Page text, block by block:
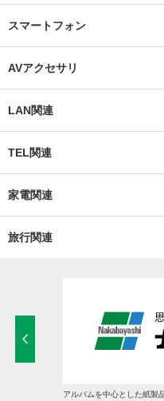
スマートフォン
AVアクセサリ
LAN関連
TEL関連
家電関連
旅行関連
アルバムを中心とした紙製